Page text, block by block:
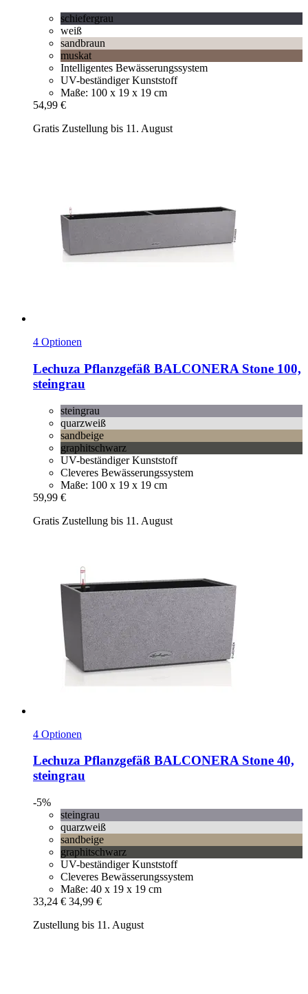
schiefergrau
weiß
sandbraun
muskat
Intelligentes Bewässerungssystem
UV-beständiger Kunststoff
Maße: 100 x 19 x 19 cm
54,99 €
Gratis Zustellung bis 11. August
4 Optionen
Lechuza Pflanzgefäß BALCONERA Stone 100,
steingrau
steingrau
quarzweiß
sandbeige
graphitschwarz
UV-beständiger Kunststoff
Cleveres Bewässerungssystem
Maße: 100 x 19 x 19 cm
59,99 €
Gratis Zustellung bis 11. August
4 Optionen
Lechuza Pflanzgefäß BALCONERA Stone 40,
steingrau
-5%
steingrau
quarzweiß
sandbeige
graphitschwarz
UV-beständiger Kunststoff
Cleveres Bewässerungssystem
Maße: 40 x 19 x 19 cm
33,24 € 34,99 €
Zustellung bis 11. August